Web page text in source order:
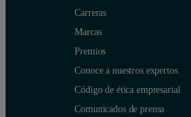
Carreras
Marcas
Premios
Conoce a nuestros expertos
Código de ética empresarial
Comunicados de prensa